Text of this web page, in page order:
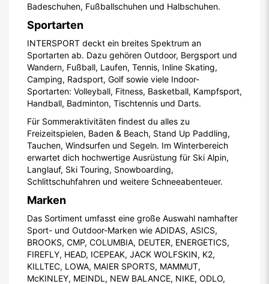
Badeschuhen, Fußballschuhen und Halbschuhen.
Sportarten
INTERSPORT deckt ein breites Spektrum an
Sportarten ab. Dazu gehören Outdoor, Bergsport und
Wandern, Fußball, Laufen, Tennis, Inline Skating,
Camping, Radsport, Golf sowie viele Indoor-
Sportarten: Volleyball, Fitness, Basketball, Kampfsport,
Handball, Badminton, Tischtennis und Darts.
Für Sommeraktivitäten findest du alles zu
Freizeitspielen, Baden & Beach, Stand Up Paddling,
Tauchen, Windsurfen und Segeln. Im Winterbereich
erwartet dich hochwertige Ausrüstung für Ski Alpin,
Langlauf, Ski Touring, Snowboarding,
Schlittschuhfahren und weitere Schneeabenteuer.
Marken
Das Sortiment umfasst eine große Auswahl namhafter
Sport- und Outdoor-Marken wie ADIDAS, ASICS,
BROOKS, CMP, COLUMBIA, DEUTER, ENERGETICS,
FIREFLY, HEAD, ICEPEAK, JACK WOLFSKIN, K2,
KILLTEC, LOWA, MAIER SPORTS, MAMMUT,
McKINLEY, MEINDL, NEW BALANCE, NIKE, ODLO,